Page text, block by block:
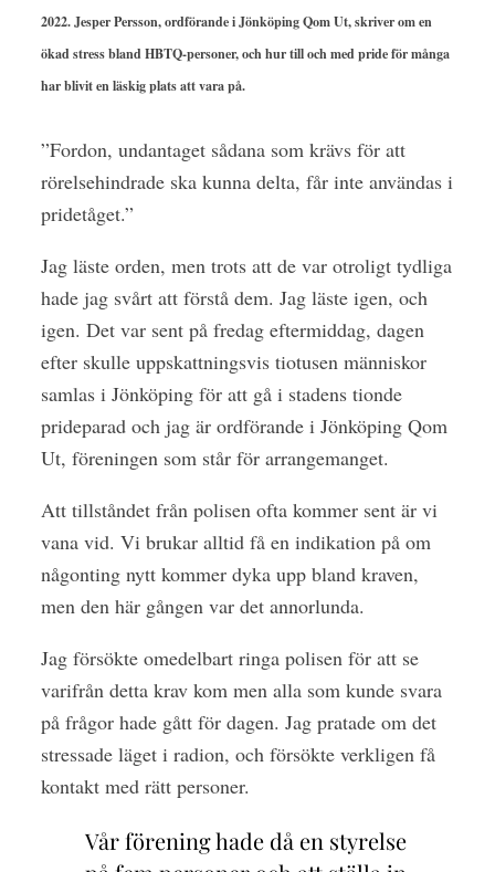
2022. Jesper Persson, ordförande i Jönköping Qom Ut, skriver om en
ökad stress bland HBTQ-personer, och hur till och med pride för många
har blivit en läskig plats att vara på.
”Fordon, undantaget sådana som krävs för att
rörelsehindrade ska kunna delta, får inte användas i
pridetåget.”
Jag läste orden, men trots att de var otroligt tydliga
hade jag svårt att förstå dem. Jag läste igen, och
igen. Det var sent på fredag eftermiddag, dagen
efter skulle uppskattningsvis tiotusen människor
samlas i Jönköping för att gå i stadens tionde
prideparad och jag är ordförande i Jönköping Qom
Ut, föreningen som står för arrangemanget.
Att tillståndet från polisen ofta kommer sent är vi
vana vid. Vi brukar alltid få en indikation på om
någonting nytt kommer dyka upp bland kraven,
men den här gången var det annorlunda.
Jag försökte omedelbart ringa polisen för att se
varifrån detta krav kom men alla som kunde svara
på frågor hade gått för dagen. Jag pratade om det
stressade läget i radion, och försökte verkligen få
kontakt med rätt personer.
Vår förening hade då en styrelse